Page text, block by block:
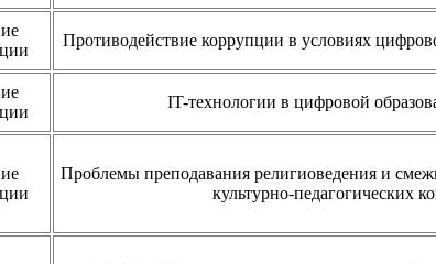
Противодействие коррупции в условиях
IT-технологии в цифровой
Проблемы преподавания религиоведения и
культурно-педагогических